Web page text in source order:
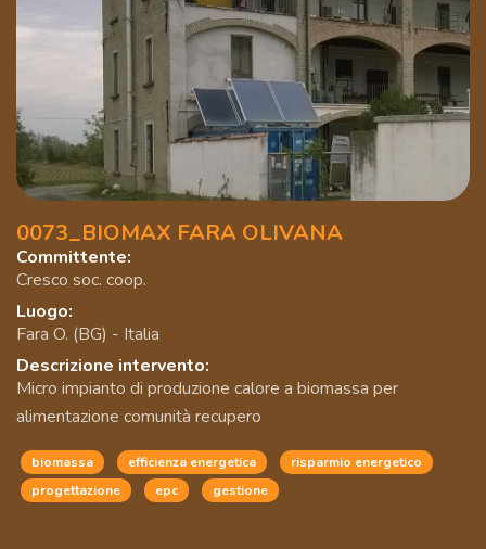
0073_BIOMAX FARA OLIVANA
Committente:
Cresco soc. coop.
Luogo:
Fara O. (BG) - Italia
Descrizione intervento:
Micro impianto di produzione calore a biomassa per
alimentazione comunità recupero
biomassa efficienza energetica
risparmio energetico
progettazione
epc gestione